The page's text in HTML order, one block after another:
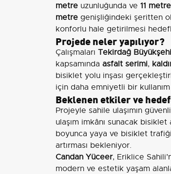
metre uzunluğunda ve 11 metre
metre genişliğindeki şeritten
konforlu hale getirilmesi
Projede neler yapılıyor?
Çalışmaları Tekirdağ
kapsamında asfalt serimi,
bisiklet yolu inşası
için daha emniyetli bir kullanım
Beklenen etkiler ve
Projeyle sahile ulaşımın
ulaşım imkânı sunacak bisiklet
boyunca yaya ve bisiklet
artırması bekleniyor.
Candan Yüceer, Eriklice
modern ve estetik yaşam